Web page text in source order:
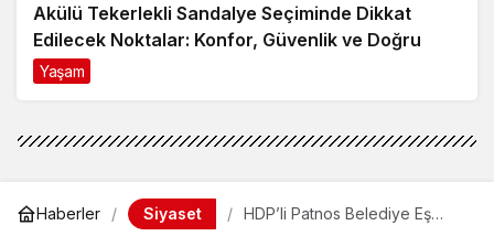
Akülü Tekerlekli Sandalye Seçiminde Dikkat
Edilecek Noktalar: Konfor, Güvenlik ve Doğru
Model Tercihi
Yaşam
Haberler Siyaset
HDP’li Patnos Belediye Eş